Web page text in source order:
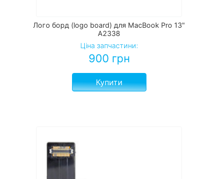
Лого борд (logo board) для MacBook Pro 13"
A2338
Ціна запчастини:
900 грн
Купити